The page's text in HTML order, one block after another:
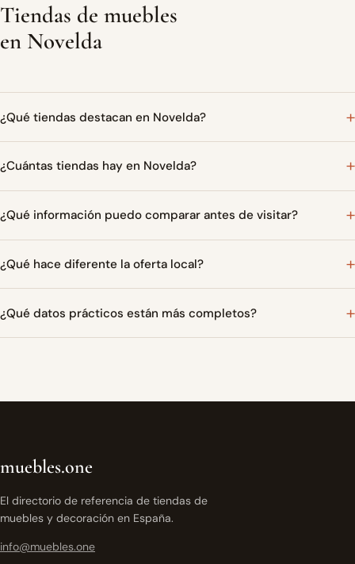
Tiendas de muebles
en Novelda
¿Qué tiendas destacan en Novelda?
¿Cuántas tiendas hay en Novelda?
¿Qué información puedo comparar antes de visitar?
¿Qué hace diferente la oferta local?
¿Qué datos prácticos están más completos?
muebles.one
El directorio de referencia de tiendas de
muebles y decoración en España.
info@muebles.one